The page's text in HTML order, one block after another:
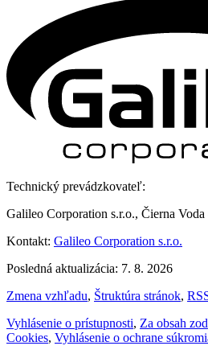
Technický prevádzkovateľ:
Galileo Corporation s.r.o., Čierna
Kontakt: Galileo Corporation s.r.o.
Posledná aktualizácia: 7. 8. 2026
Zmena vzhľadu, Štruktúra stránok,
Vyhlásenie o prístupnosti, Za obsah
Cookies, Vyhlásenie o ochrane